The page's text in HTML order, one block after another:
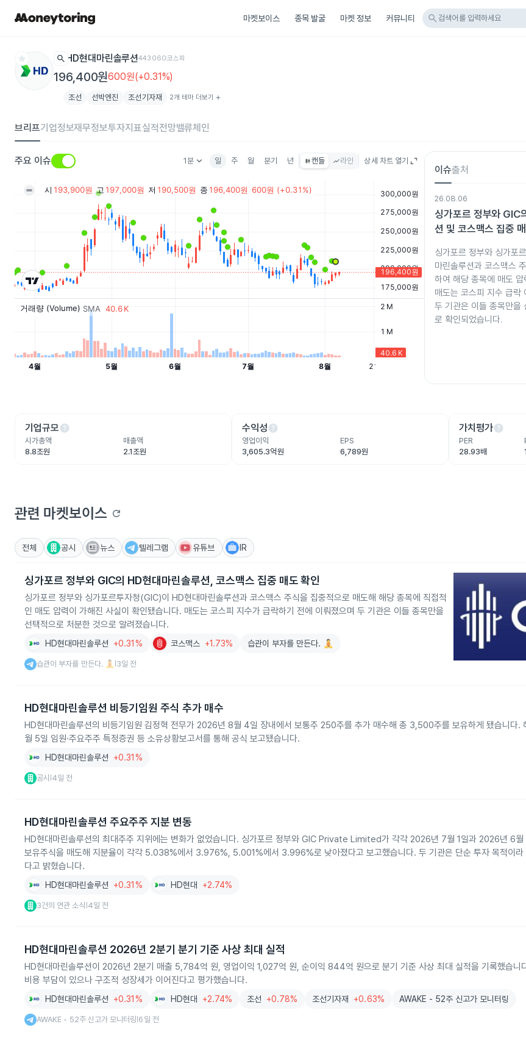
마켓보이스 종목 발굴 마켓 정보 커뮤니티 search 검색어를 입력하세요
star search HD현대마린솔루션443060코스피
196,400원600원(+0.31%)
조선 선박엔진 조선기자재 2개 테마 더보기 add
브리프기업정보재무정보투자지표실적전망밸류체인
주요 이슈 1분keyboard_arrow_down 일 주 월 분기 년 캔들 라인 상세 차트 열기
이슈출처
26.08.06
싱가포르 정부와 GIC
션 및 코스맥스 집중
싱가포르 정부와 싱가포
마린솔루션과 코스맥스
하여 해당 종목에 매도 압
매도는 코스피 지수 급락
두 기관은 이들 종목만을
로 확인되었습니다.
기업규모help
시가총액
8.8조원
매출액
2.1조원
수익성help
영업이익
3,605.3억원
EPS
6,789원
가치평가help
PER
28.93배
관련 마켓보이스 refresh
전체 공시 뉴스 텔레그램 유튜브 IR
싱가포르 정부와 GIC의 HD현대마린솔루션, 코스맥스 집중 매도 확인
싱가포르 정부와 싱가포르투자청(GIC)이 HD현대마린솔루션과 코스맥스 주식을 집중적으로 매도해 해당 종목에 직접적
인 매도 압력이 가해진 사실이 확인됐습니다. 매도는 코스피 지수가 급락하기 전에 이뤄졌으며 두 기관은 이들 종목만을
선택적으로 처분한 것으로 알려졌습니다.
HD현대마린솔루션 +0.31% 코스맥스 +1.73% 습관이 부자를 만든다. 🧘
습관이 부자를 만든다. 🧘 3일 전
HD현대마린솔루션 비등기임원 주식 추가 매수
HD현대마린솔루션의 비등기임원 김정혁 전무가 2026년 8월 4일 장내에서 보통주 250주를 추가 매수해 총 3,500주를 보유하게 됐습니다.
월 5일 임원·주요주주 특정증권 등 소유상황보고서를 통해 공식 보고됐습니다.
HD현대마린솔루션 +0.31%
공시 4일 전
HD현대마린솔루션 주요주주 지분 변동
HD현대마린솔루션의 최대주주 지위에는 변화가 없었습니다. 싱가포르 정부와 GIC Private Limited가 각각 2026년 7월 1일과 2026년 6월
보유주식을 매도해 지분율이 각각 5.038%에서 3.976%, 5.001%에서 3.996%로 낮아졌다고 보고했습니다. 두 기관은 단순 투자 목적이라
다고 밝혔습니다.
HD현대마린솔루션 +0.31% HD현대 +2.74%
3건의 연관 소식 4일 전
HD현대마린솔루션 2026년 2분기 분기 기준 사상 최대 실적
HD현대마린솔루션이 2026년 2분기 매출 5,784억 원, 영업이익 1,027억 원, 순이익 844억 원으로 분기 기준 사상 최대 실적을 기록했습니
비용 부담이 있으나 구조적 성장세가 이어진다고 평가했습니다.
HD현대마린솔루션 +0.31% HD현대 +2.74% 조선 +0.78% 조선기자재 +0.63% AWAKE - 52주 신고가 모니터링
AWAKE - 52주 신고가 모니터링 6일 전